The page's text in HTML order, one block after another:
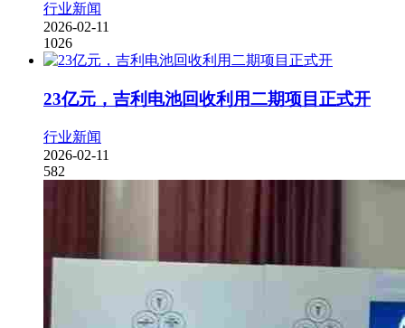
行业新闻
2026-02-11
1026
23亿元，吉利电池回收利用二期项目正式开
行业新闻
2026-02-11
582